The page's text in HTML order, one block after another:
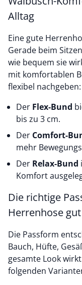
Alltag
Eine gute
Gerade beim
wie bequem sie
mit komfortablen
flexibel nachgeben:
Der Flex-Bund
bis zu 3 cm.
Der Comfort-
mehr
Der Relax-Bund
Komfort
Die richtige
Herrenhose
Die Passform
Bauch, Hüfte,
gesamte Look
folgenden